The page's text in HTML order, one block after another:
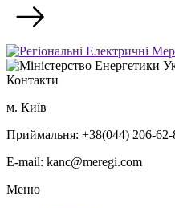
Контакти
м. Київ
Приймальня: +38(044) 206-62-
E-mail: kanc@meregi.com
Меню